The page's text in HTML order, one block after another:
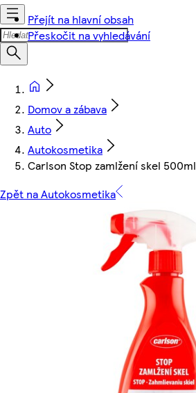
Přejít na hlavní obsah
Přeskočit na vyhledávání
Domov a zábava
Auto
Autokosmetika
Carlson Stop zamlžení skel 500ml
Zpět na Autokosmetika